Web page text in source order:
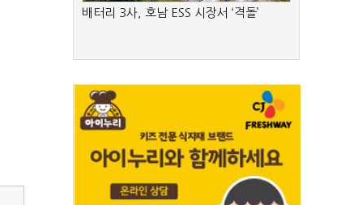
배터리 3사, 호남 ESS 시장서 ‘격돌’